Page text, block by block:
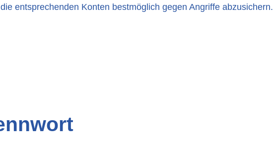
entsprechenden Konten bestmöglich gegen Angriffe abzusichern.